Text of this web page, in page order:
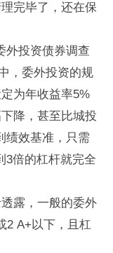
完毕了，还在保
外投资债券调查
，委外投资的规
为年收益率5%
降，甚至比城投
绩效基准，只需
3倍的杠杆就完全
露，一般的委外
2 A+以下，且杠